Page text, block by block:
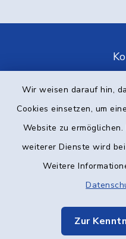
Wir weisen darauf hin,
Cookies einsetzen, um
Website zu
weiterer Dienste wird
Weitere
Zur